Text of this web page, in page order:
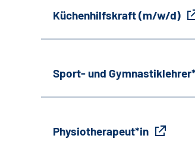
Küchenhilfskraft (m/w/d)
Sport- und
Physiotherapeut*in